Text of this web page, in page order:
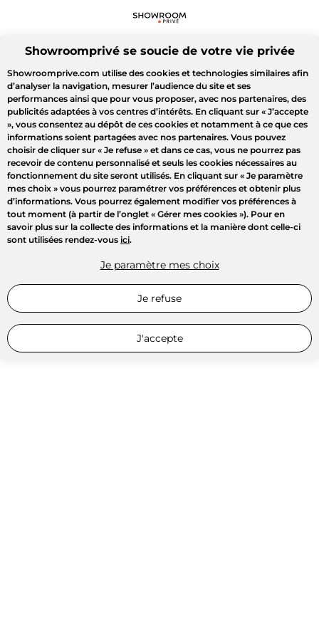
Showroomprivé se soucie de votre vie privée
Showroomprive.com utilise des cookies et technologies similaires afin
d’analyser la navigation, mesurer l’audience du site et ses
performances ainsi que pour vous proposer, avec nos partenaires, des
publicités adaptées à vos centres d’intérêts. En cliquant sur « J’accepte
», vous consentez au dépôt de ces cookies et notamment à ce que ces
informations soient partagées avec nos partenaires. Vous pouvez
choisir de cliquer sur « Je refuse » et dans ce cas, vous ne pourrez pas
recevoir de contenu personnalisé et seuls les cookies nécessaires au
fonctionnement du site seront utilisés. En cliquant sur « Je paramètre
mes choix » vous pourrez paramétrer vos préférences et obtenir plus
d’informations. Vous pourrez également modifier vos préférences à
tout moment (à partir de l’onglet « Gérer mes cookies »). Pour en
savoir plus sur la collecte des informations et la manière dont celle-ci
sont utilisées rendez-vous ici.
Je paramètre mes choix
Je refuse
J'accepte